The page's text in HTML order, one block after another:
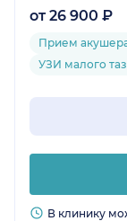
от 26 900 ₽
Прием
УЗИ малого
В клинику